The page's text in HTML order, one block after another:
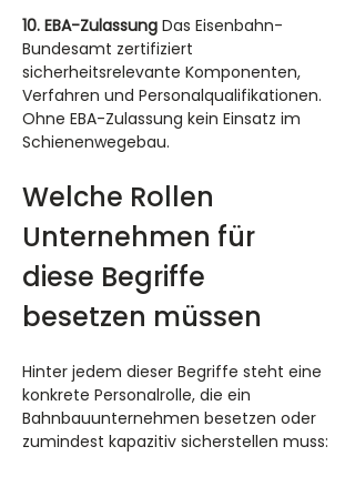
10. EBA-Zulassung Das Eisenbahn-
Bundesamt zertifiziert
sicherheitsrelevante Komponenten,
Verfahren und Personalqualifikationen.
Ohne EBA-Zulassung kein Einsatz im
Schienenwegebau.
Welche Rollen
Unternehmen für
diese Begriffe
besetzen müssen
Hinter jedem dieser Begriffe steht eine
konkrete Personalrolle, die ein
Bahnbauunternehmen besetzen oder
zumindest kapazitiv sicherstellen muss: